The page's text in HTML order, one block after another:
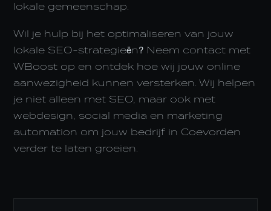
lokale gemeenschap.
Wil je hulp bij het optimaliseren van jouw
lokale SEO-strategieën? Neem contact met
WBoost op en ontdek hoe wij jouw online
aanwezigheid kunnen versterken. Wij helpen
je niet alleen met SEO, maar ook met
webdesign, social media en marketing
automation om jouw bedrijf in Coevorden
verder te laten groeien.